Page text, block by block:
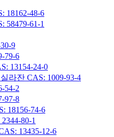
18162-48-6
58479-61-1
9
79-6
13154-24-0
라잔 CAS: 1009-93-4
54-2
97-8
18156-74-6
80-1
13435-12-6